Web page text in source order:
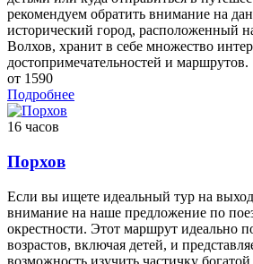
рекомендуем обратить внимание на
исторический город, расположенный
Волхов, хранит в себе множество
достопримечательностей и маршрутов.
от 1590
Подробнее
16 часов
Порхов
Если вы ищете идеальный тур на
внимание на наше предложение по
окрестности. Этот маршрут идеально
возрастов, включая детей, и
возможность изучить частичку